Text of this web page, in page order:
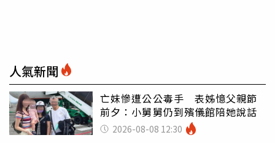
人氣新聞
亡妹慘遭公公毒手 表姊憶父親節
前夕：小舅舅仍到殯儀館陪她說話
2026-08-08 12:30